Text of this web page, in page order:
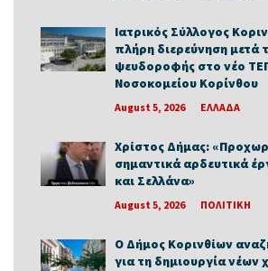
Ιατρικός Σύλλογος
πλήρη διερεύνηση μετά
ψευδοροφής στο νέο
Νοσοκομείου Κορίνθου
August 5, 2026 ΕΛΛΑΔΑ
Χρίστος Δήμας:
σημαντικά αρδευτικά
και Σελλάνα»
August 5, 2026 ΠΟΛΙΤΙΚΗ
Ο Δήμος Κορινθίων
για τη δημιουργία νέων